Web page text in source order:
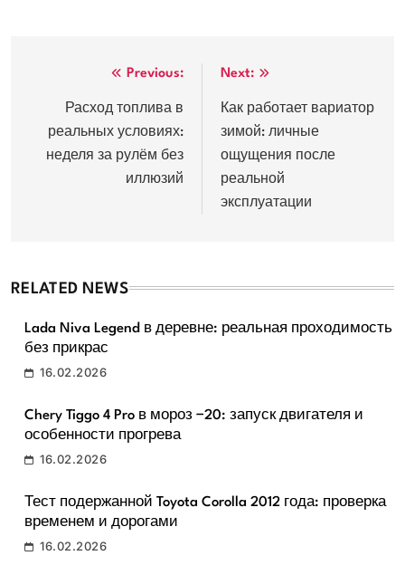
Навигация
записям
Previous:
Расход топлива в
реальных условиях:
неделя за рулём без
иллюзий
Next:
Как работает вариатор
зимой: личные
ощущения после
реальной
эксплуатации
RELATED NEWS
Lada Niva Legend в деревне: реальная проходимость
без прикрас
16.02.2026
Chery Tiggo 4 Pro в мороз −20: запуск двигателя и
особенности прогрева
16.02.2026
Тест подержанной Toyota Corolla 2012 года: проверка
временем и дорогами
16.02.2026